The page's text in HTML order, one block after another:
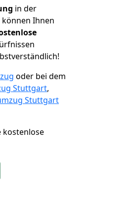
in der
Ihnen
oder bei dem
Stuttgart,
Stuttgart
kostenlose